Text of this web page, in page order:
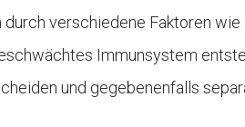
verschiedene Faktoren
Immunsystem
und gegebenenfalls